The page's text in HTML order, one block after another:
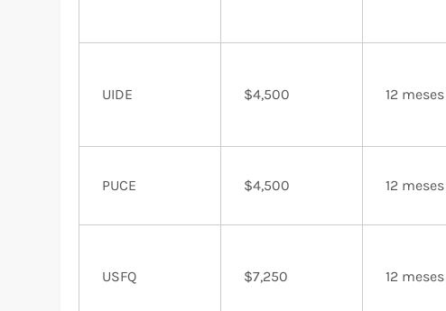
UIDE $4,500 12 meses
PUCE $4,500 12 meses
USFQ $7,250 12 meses